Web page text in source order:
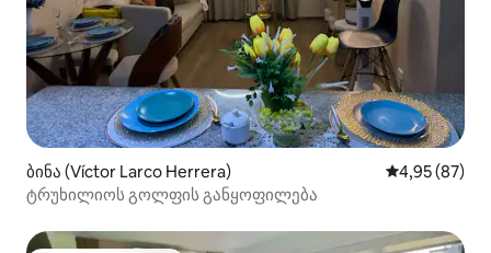
ბინა (Víctor Larco Herrera) საშუალო
4,95 (87)
ტრუხილიოს გოლფის განყოფილება